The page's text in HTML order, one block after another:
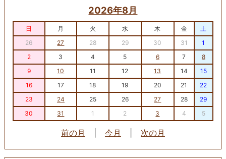
2026年8月
日 月 火 水 木 金
土
26
27 28 29 30 31
1
2
3 4 5 6 7
8
9
10 11 12 13 14
15
16
17 18 19 20 21
22
23
24 25 26 27 28
29
30
31 1 2 3 4 5
前の月 今月 次の月